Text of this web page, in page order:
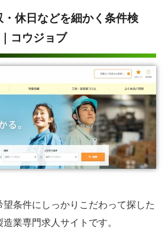
休日などを細かく条件検
コウジョブ
望条件にしっかりこだわって探した
業専門求人サイトです。